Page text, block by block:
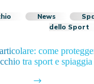
News
dello Sport
come
tra sport e spiaggia